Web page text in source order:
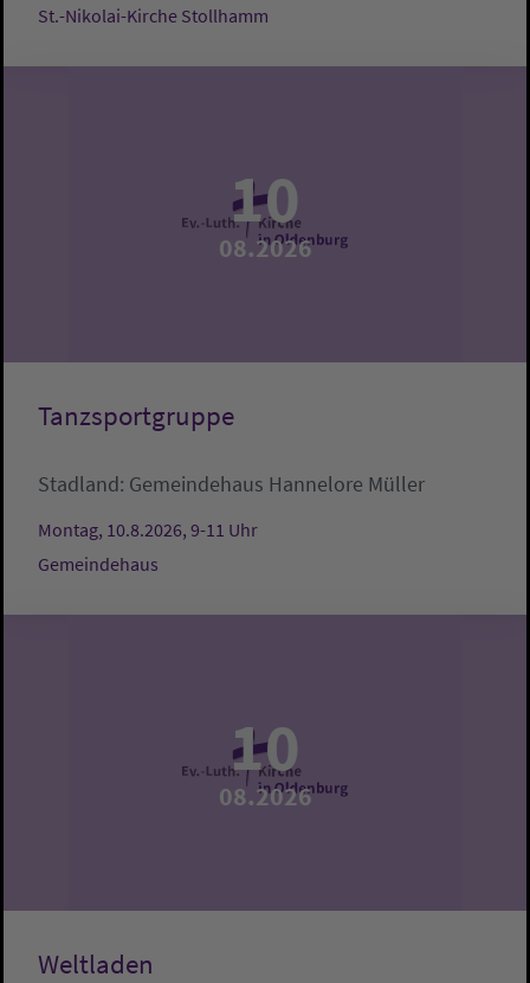
St.-Nikolai-Kirche Stollhamm
10
08.2026
Tanzsportgruppe
Stadland: Gemeindehaus Hannelore Müller
Montag, 10.8.2026, 9-11 Uhr
Gemeindehaus
10
08.2026
Weltladen